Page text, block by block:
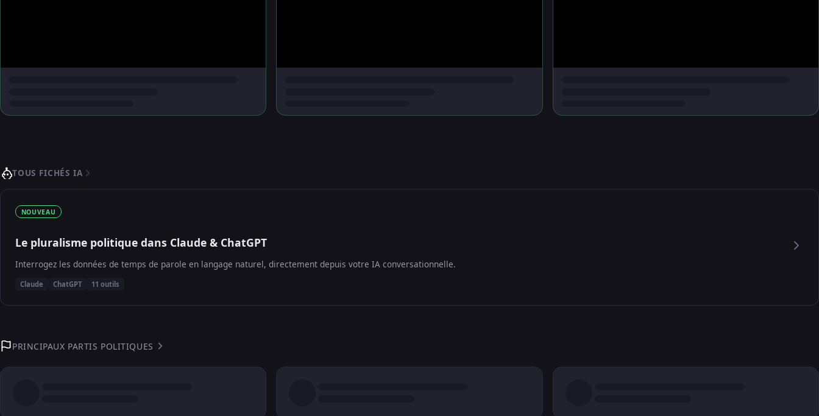
TOUS FICHÉS IA
NOUVEAU
Le pluralisme politique dans Claude & ChatGPT
Interrogez les données de temps de parole en langage naturel, directement depuis votre IA conversationnelle.
Claude ChatGPT 11 outils
PRINCIPAUX PARTIS POLITIQUES